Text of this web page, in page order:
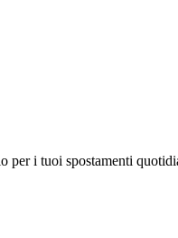
per i tuoi spostamenti